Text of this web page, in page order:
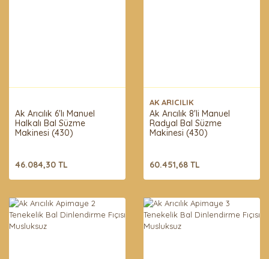
Ak Arıcılık 6'lı Manuel
Halkalı Bal Süzme
Makinesi (430)
46.084,30 TL
AK ARICILIK
Ak Arıcılık 8'li Manuel
Radyal Bal Süzme
Makinesi (430)
60.451,68 TL